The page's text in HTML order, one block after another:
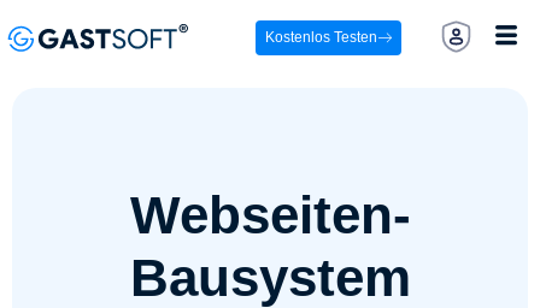
Kostenlos Testen
Webseiten-
Bausystem